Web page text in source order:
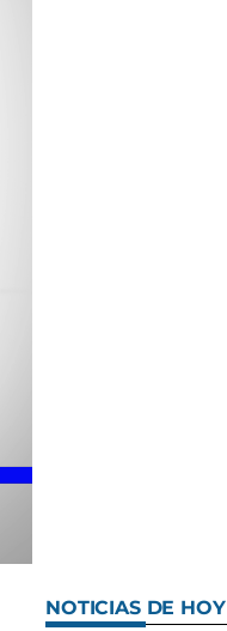
NOTICIAS DE HOY